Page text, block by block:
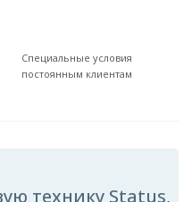
Специальные условия
постоянным клиентам
технику Status,